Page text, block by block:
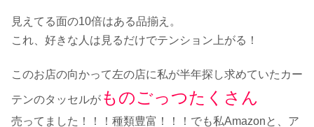
見えてる面の10倍はある品揃え。
これ、好きな人は見るだけでテンション上がる！
このお店の向かって左の店に私が半年探し求めていたカー
テンのタッセルが ものごっつたくさん
売ってました！！！種類豊富！！！でも私Amazonと、ア